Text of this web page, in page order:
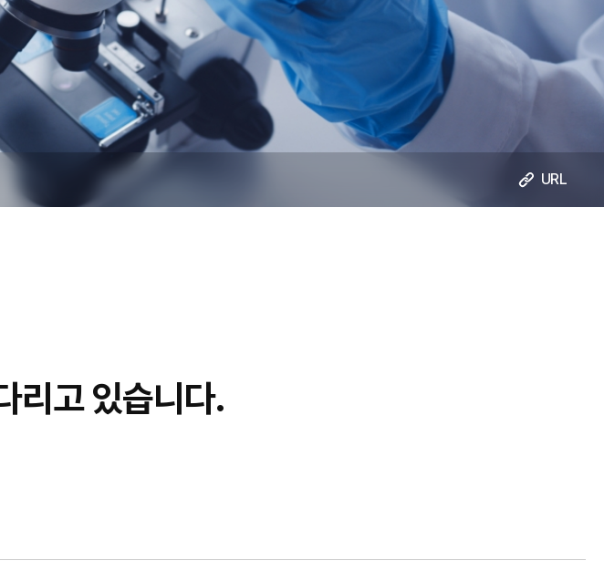
URL
리고 있습니다.